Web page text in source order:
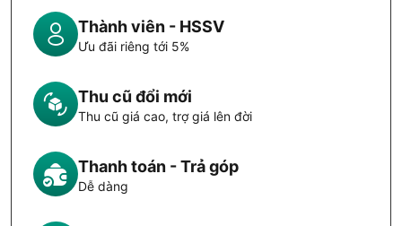
Thành viên - HSSV
Ưu đãi riêng tới 5%
Thu cũ đổi mới
Thu cũ giá cao, trợ giá lên đời
Thanh toán - Trả góp
Dễ dàng